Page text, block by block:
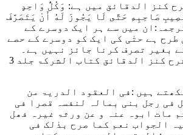
کنز الدقائق میں ہے: وَكُلُّ وَاحِدٍ
صَاحِبِهِ حَتَّى لَا يَجُوزَ لَهُ أَنْ يَتَصَرَّفَ
میں سے ہر ایک دوسرے کے
طرح ہے حتٰی کی ایک کو دوسرے کے حصے
بغیر تصرف کرنا جائز نہیں ہے۔
(تبیین الحقائق شرح کنز الدقائق کتاب الشرکۃ جلد 3
ہیں :فی العقود الدریۃ من
فی رجل بنی بمالہ لنفسہ قصرا فی
مات ابوہ عنہ و عن ورثۃ غیرہ فھل
الجواب نعم کما صرح بذٰلک فی